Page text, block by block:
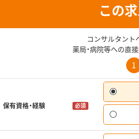
この
コンサルタント
薬局・病院等への直
1
保有資格・経験 必須